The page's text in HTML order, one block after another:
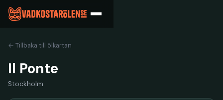
← Tillbaka till ölkartan
Il Ponte
Stockholm